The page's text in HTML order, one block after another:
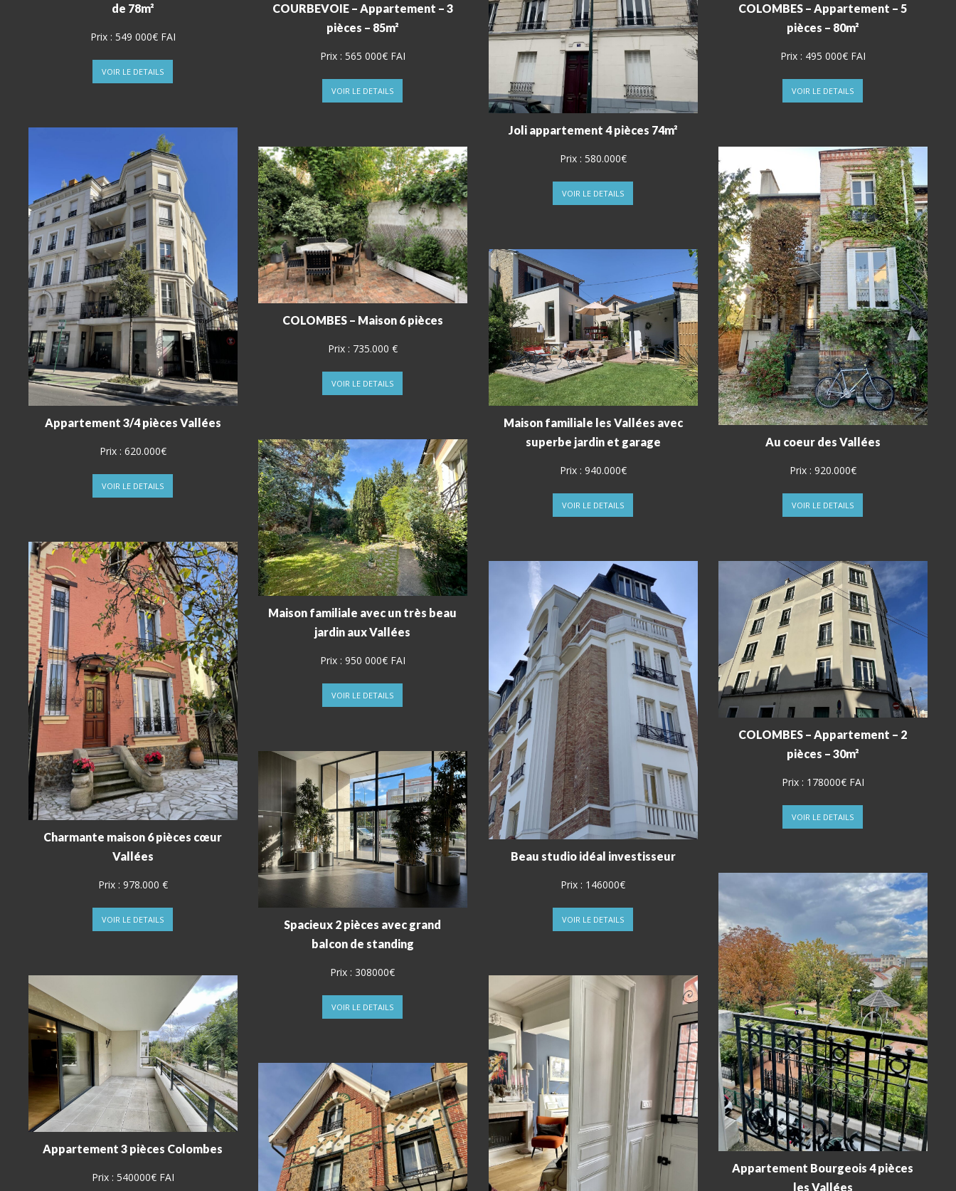
COLOMBES – Appartement – 5
pièces – 80m²
Prix : 495 000€ FAI
VOIR LE DETAILS
de 78m²
Prix : 549 000€ FAI
VOIR LE DETAILS
COURBEVOIE – Appartement – 3
pièces – 85m²
Prix : 565 000€ FAI
VOIR LE DETAILS
Joli appartement 4 pièces 74m²
Prix : 580.000€
VOIR LE DETAILS
Appartement 3/4 pièces Vallées
Prix : 620.000€
VOIR LE DETAILS
COLOMBES – Maison 6 pièces
Prix : 735.000 €
VOIR LE DETAILS
Au coeur des Vallées
Prix : 920.000€
VOIR LE DETAILS
Maison familiale les Vallées avec
superbe jardin et garage
Prix : 940.000€
VOIR LE DETAILS
Maison familiale avec un très beau
jardin aux Vallées
Prix : 950 000€ FAI
VOIR LE DETAILS
Charmante maison 6 pièces cœur
Vallées
Prix : 978.000 €
VOIR LE DETAILS
Beau studio idéal investisseur
Prix : 146000€
VOIR LE DETAILS
COLOMBES – Appartement – 2
pièces – 30m²
Prix : 178000€ FAI
VOIR LE DETAILS
Spacieux 2 pièces avec grand
balcon de standing
Prix : 308000€
VOIR LE DETAILS
Appartement Bourgeois 4 pièces
les Vallées
Appartement 3 pièces Colombes
Prix : 540000€ FAI